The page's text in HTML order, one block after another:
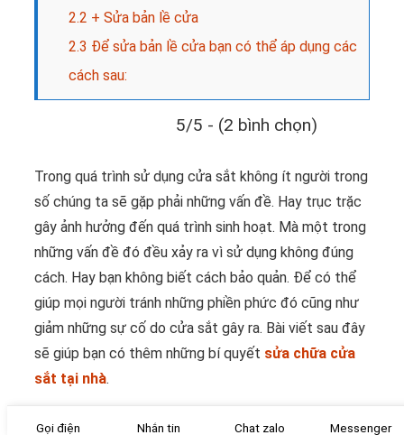
2.2 + Sửa bản lề cửa
2.3 Để sửa bản lề cửa bạn có thể áp dụng các
cách sau:
5/5 - (2 bình chọn)
Trong quá trình sử dụng cửa sắt không ít người trong
số chúng ta sẽ gặp phải những vấn đề. Hay trục trặc
gây ảnh hưởng đến quá trình sinh hoạt. Mà một trong
những vấn đề đó đều xảy ra vì sử dụng không đúng
cách. Hay bạn không biết cách bảo quản. Để có thể
giúp mọi người tránh những phiền phức đó cũng như
giảm những sự cố do cửa sắt gây ra. Bài viết sau đây
sẽ giúp bạn có thêm những bí quyết sửa chữa cửa
sắt tại nhà.
Nguyên nhân cửa sắt bị rỉ
Gọi điện Nhắn tin Chat zalo Messenger